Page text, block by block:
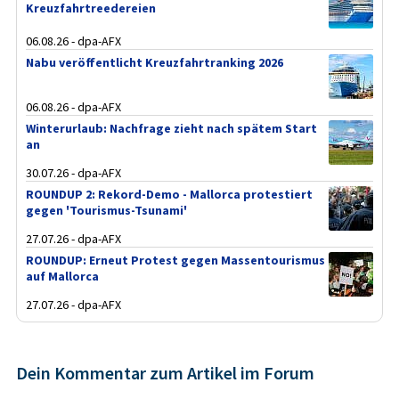
Kreuzfahrtreedereien
06.08.26 - dpa-AFX
Nabu veröffentlicht Kreuzfahrtranking 2026
06.08.26 - dpa-AFX
Winterurlaub: Nachfrage zieht nach spätem Start
an
30.07.26 - dpa-AFX
ROUNDUP 2: Rekord-Demo - Mallorca protestiert
gegen 'Tourismus-Tsunami'
27.07.26 - dpa-AFX
ROUNDUP: Erneut Protest gegen Massentourismus
auf Mallorca
27.07.26 - dpa-AFX
Dein Kommentar zum Artikel im Forum